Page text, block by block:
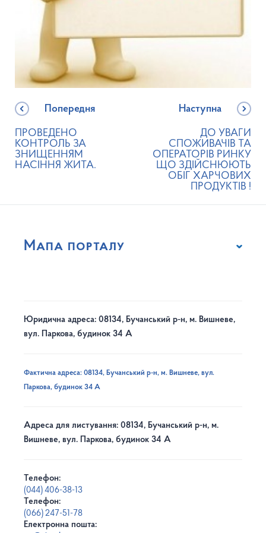
Попередня
ПРОВЕДЕНО
КОНТРОЛЬ ЗА
ЗНИЩЕННЯМ
НАСІННЯ ЖИТА.
Наступна
ДО УВАГИ
СПОЖИВАЧІВ ТА
ОПЕРАТОРІВ РИНКУ
ЩО ЗДІЙСНЮЮТЬ
ОБІГ ХАРЧОВИХ
ПРОДУКТІВ !
Мапа порталу
Юридична адреса: 08134, Бучанський р-н, м. Вишневе,
вул. Паркова, будинок 34 А
Фактична адреса: 08134, Бучанський р-н, м. Вишневе, вул.
Паркова, будинок 34 А
Адреса для листування: 08134, Бучанський р-н, м.
Вишневе, вул. Паркова, будинок 34 А
Телефон:
(044) 406-38-13
Телефон:
(066) 247-51-78
Електронна пошта: